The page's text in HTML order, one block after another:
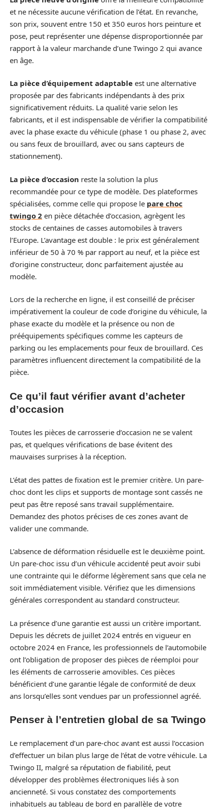
et ne nécessite aucune vérification de l’état. En revanche,
son prix, souvent entre 150 et 350 euros hors peinture et
pose, peut représenter une dépense disproportionnée par
rapport à la valeur marchande d’une Twingo 2 qui avance
en âge.
La pièce d’équipement adaptable est une alternative
proposée par des fabricants indépendants à des prix
significativement réduits. La qualité varie selon les
fabricants, et il est indispensable de vérifier la compatibilité
avec la phase exacte du véhicule (phase 1 ou phase 2, avec
ou sans feux de brouillard, avec ou sans capteurs de
stationnement).
La pièce d’occasion reste la solution la plus
recommandée pour ce type de modèle. Des plateformes
spécialisées, comme celle qui propose le pare choc
twingo 2 en pièce détachée d’occasion, agrègent les
stocks de centaines de casses automobiles à travers
l’Europe. L’avantage est double : le prix est généralement
inférieur de 50 à 70 % par rapport au neuf, et la pièce est
d’origine constructeur, donc parfaitement ajustée au
modèle.
Lors de la recherche en ligne, il est conseillé de préciser
impérativement la couleur de code d’origine du véhicule, la
phase exacte du modèle et la présence ou non de
prééquipements spécifiques comme les capteurs de
parking ou les emplacements pour feux de brouillard. Ces
paramètres influencent directement la compatibilité de la
pièce.
Ce qu’il faut vérifier avant d’acheter
d’occasion
Toutes les pièces de carrosserie d’occasion ne se valent
pas, et quelques vérifications de base évitent des
mauvaises surprises à la réception.
L’état des pattes de fixation est le premier critère. Un pare-
choc dont les clips et supports de montage sont cassés ne
peut pas être reposé sans travail supplémentaire.
Demandez des photos précises de ces zones avant de
valider une commande.
L’absence de déformation résiduelle est le deuxième point.
Un pare-choc issu d’un véhicule accidenté peut avoir subi
une contrainte qui le déforme légèrement sans que cela ne
soit immédiatement visible. Vérifiez que les dimensions
générales correspondent au standard constructeur.
La présence d’une garantie est aussi un critère important.
Depuis les décrets de juillet 2024 entrés en vigueur en
octobre 2024 en France, les professionnels de l’automobile
ont l’obligation de proposer des pièces de réemploi pour
les éléments de carrosserie amovibles. Ces pièces
bénéficient d’une garantie légale de conformité de deux
ans lorsqu’elles sont vendues par un professionnel agréé.
Penser à l’entretien global de sa Twingo
Le remplacement d’un pare-choc avant est aussi l’occasion
d’effectuer un bilan plus large de l’état de votre véhicule. La
Twingo II, malgré sa réputation de fiabilité, peut
développer des problèmes électroniques liés à son
ancienneté. Si vous constatez des comportements
inhabituels au tableau de bord en parallèle de votre